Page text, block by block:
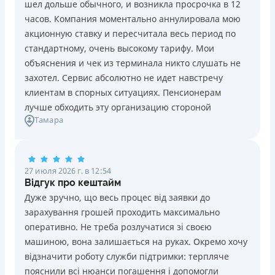
Погашение
В кассах и терминалах отделений
Оплата на расчетный счёт
Онлайн (через сайт или интернет-банкинг)
Через терминалы самообслуживания
Лицензия НБУ
Лицензия НБУ №10
Вся информация о кредите
ПОЛУЧИТЬ ЗАЙМ
Возраст
18 - 70 лет
Преимущества
Сниженная процентная ставка 0,01% в день для
новых клиентов на период от 3 до 30 дней (после
этого стандартная ставка 1%)
Запрашиваются только данные паспорта, ИНН, номер
банковской карты и телефона
проблемной кредитной историей.
Переводятся деньги на банковскую карту сразу после
подписания электронного договора о предоставлении
кредита
Дарятся скидки до -99% постоянным клиентам на
будущие кредиты согласно программе лояльности
Программа лояльности для постоянных клиентов
Круглосуточная поддержка в Viber, Telegram,
шел дольше обычного, и возникла просрочка в 12
часов. Компания моментально аннулировала мою
акционную ставку и пересчитала весь период по
стандартному, очень высокому тарифу. Мои
объяснения и чек из терминала никто слушать не
захотел. Сервис абсолютно не идет навстречу
клиентам в спорных ситуациях. Пенсионерам
лучше обходить эту организацию стороной
Тамара
27 июля 2026 г. в 12:54
Відгук про кештайм
Дуже зручно, що весь процес від заявки до
зарахування грошей проходить максимально
оперативно. Не треба розлучатися зі своєю
машиною, вона залишається на руках. Окремо хочу
відзначити роботу служби підтримки: терпляче
пояснили всі нюанси погашення і допомогли